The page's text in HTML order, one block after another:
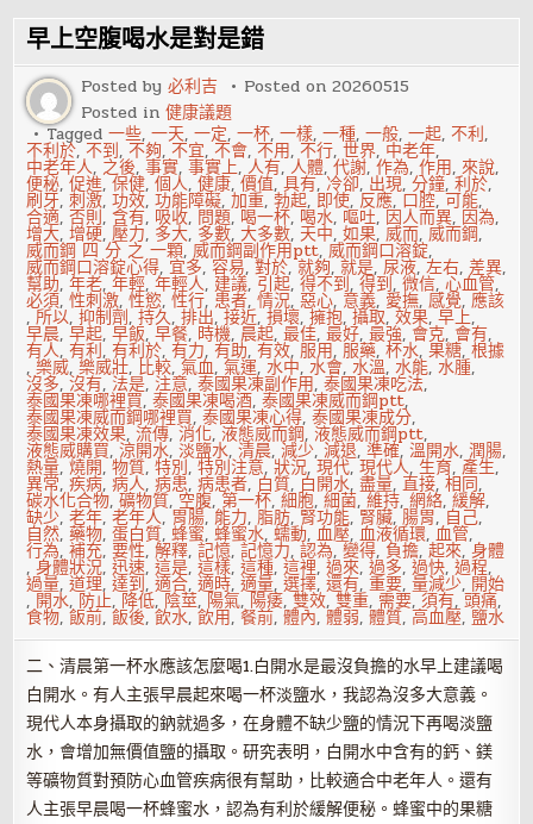
高
潮
的
唇
舌
之
戰
早上空腹喝水是對是錯
Posted by必利吉 Posted on20260515
Posted in健康議題
Tagged一些,一天,一定,一杯,一樣,一種,一般,一起,不利,
不利於,不到,不夠,不宜,不會,不用,不行,世界, 中老年,
中老年人, 之後,事實,事實上,人有,人體,代謝,作為,作用,來說,
便秘,促進,保健,個人,健康,價值,具有, 冷卻, 出現,分鐘,利於,
刷牙,刺激,功效,功能障礙,加重,勃起, 即使, 反應, 口腔,可能,
合適,否則,含有, 吸收, 問題, 喝一杯, 喝水, 嘔吐, 因人而異, 因為,
增大,增硬,壓力, 多大, 多數,大多數, 天中,如果,威而,威而鋼,
威而鋼 四 分 之 一顆,威而鋼副作用ptt,威而鋼口溶錠,
威而鋼口溶錠心得,宜多,容易,對於,就夠,就是,尿液,左右,差異,
幫助,年老,年輕,年輕人, 建議, 引起,得不到,得到,微信,心血管,
必須,性刺激,性慾,性行, 患者,情況,惡心, 意義, 愛撫,感覺,應該
,所以,抑制劑,持久,排出,接近,損壞,擁抱,攝取,效果,早上,
早晨,早起,早飯,早餐, 時機,晨起,最佳,最好,最強, 會克, 會有,
有人,有利,有利於,有力,有助,有效,服用,服藥,杯水,果糖,根據
,樂威,樂威壯, 比較,氣血,氣運,水中,水會,水溫,水能,水腫,
沒多,沒有, 法是, 注意,泰國果凍副作用,泰國果凍吃法,
泰國果凍哪裡買,泰國果凍喝酒,泰國果凍威而鋼ptt,
泰國果凍威而鋼哪裡買,泰國果凍心得,泰國果凍成分,
泰國果凍效果,流傳,消化,液態威而鋼,液態威而鋼ptt,
液態威購買,涼開水,淡鹽水,清晨,減少,減退,準確,溫開水,潤腸,
熱量,燒開,物質,特別,特別注意,狀況,現代,現代人,生育,產生,
異常,疾病,病人,病患,病患者, 白質, 白開水,盡量,直接,相同,
碳水化合物,礦物質, 空腹,第一杯,細胞,細菌,維持,網絡,緩解,
缺少,老年,老年人, 胃腸, 能力,脂肪, 腎功能, 腎臟,腸胃, 自己,
自然,藥物,蛋白質,蜂蜜,蜂蜜水,蠕動,血壓,血液循環,血管,
行為,補充,要性,解釋,記憶,記憶力,認為,變得, 負擔,起來,身體
,身體狀況,迅速,這是,這樣,這種,這裡,過來,過多,過快,過程,
過量,道理,達到,適合,適時,適量,選擇,還有,重要,量減少, 開始
, 開水, 防止, 降低, 陰莖, 陽氣, 陽痿,雙效,雙重, 需要,須有,頭痛,
食物,飯前,飯後,飲水,飲用,餐前,體內,體弱,體質,高血壓, 鹽水
二、清晨第一杯水應該怎麼喝1.白開水是最沒負擔的水早上建議喝
白開水。有人主張早晨起來喝一杯淡鹽水，我認為沒多大意義。
現代人本身攝取的鈉就過多，在身體不缺少鹽的情況下再喝淡鹽
水，會增加無價值鹽的攝取。研究表明，白開水中含有的鈣、鎂
等礦物質對預防心血管疾病很有幫助，比較適合中老年人。還有
人主張早晨喝一杯蜂蜜水，認為有利於緩解便秘。蜂蜜中的果糖